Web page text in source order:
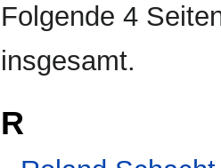
Folgende 4
insgesamt.
R